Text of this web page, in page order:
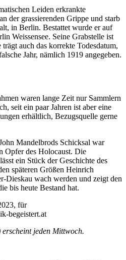
Leiden erkrankte
der grassierenden Grippe und starb
in Berlin. Bestattet wurde er auf
Weissensee. Seine Grabstelle ist
auch das korrekte Todesdatum,
Jahr, nämlich 1919 angegeben.
waren lange Zeit nur Sammlern
seit ein paar Jahren ist aber eine
erhältlich, Bezugsquelle gerne
Mandelbrods Schicksal war
Opfer des Holocaust. Die
ein Stück der Geschichte des
späteren Größen Heinrich
Dieskau wach werden und zeigt den
bis heute Bestand hat.
für
begeistert.at
jeden Mittwoch.